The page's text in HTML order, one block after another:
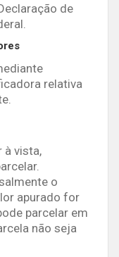
de
relativa
à vista,
o
apurado for
parcelar em
não seja